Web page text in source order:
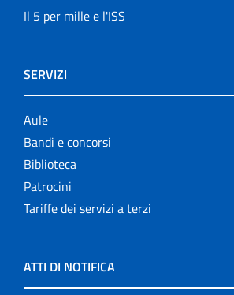
Il 5 per mille e l'ISS
SERVIZI
Aule
Bandi e concorsi
Biblioteca
Patrocini
Tariffe dei servizi a terzi
ATTI DI NOTIFICA